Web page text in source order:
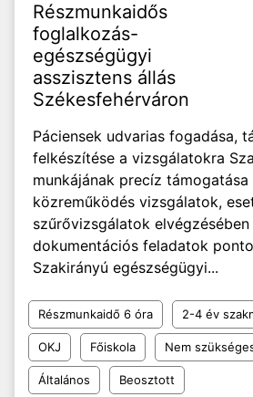
Részmunkaidős
foglalkozás-
egészségügyi
asszisztens állás
Székesfehérváron
Páciensek udvarias fogadása,
felkészítése a vizsgálatokra
munkájának precíz
közreműködés vizsgálatok,
szűrővizsgálatok
dokumentációs feladatok
Szakirányú egészségügyi...
Részmunkaidő 6 óra 2-4 év
OKJ Főiskola Nem
Általános Beosztott